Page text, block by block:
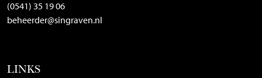
(0541) 35 19 06
beheerder@singraven.nl
LINKS